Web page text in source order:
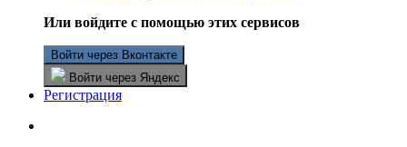
Или войдите с помощью этих сервисов
Войти через Вконтакте
Войти через Яндекс
Регистрация